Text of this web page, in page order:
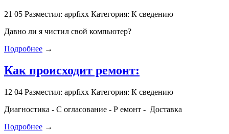
21 05 Разместил: appfixx Категория: К сведению
Давно ли я чистил свой компьютер?
Подробнее →
Как происходит ремонт:
12 04 Разместил: appfixx Категория: К сведению
Диагностика - С огласование - Р емонт - Доставка
Подробнее →